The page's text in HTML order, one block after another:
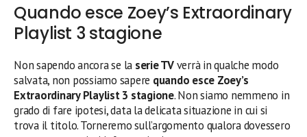
Quando esce Zoey’s Extraordinary
Playlist 3 stagione
Non sapendo ancora se la serie TVverrà in qualche modo
salvata, non possiamo sapere quando esce Zoey’s
Extraordinary Playlist 3 stagione. Non siamo nemmeno in
grado di fare ipotesi, data la delicata situazione in cui si
trova il titolo. Torneremo sull’argomento qualora dovessero